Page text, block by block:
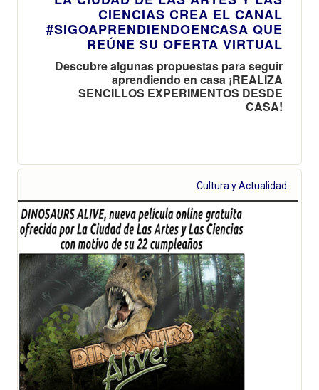
CIENCIAS CREA EL CANAL
#SIGOAPRENDIENDOENCASA QUE
REÚNE SU OFERTA VIRTUAL
Descubre algunas propuestas para seguir
aprendiendo en casa ¡REALIZA
SENCILLOS EXPERIMENTOS DESDE
CASA!
Cultura y Actualidad